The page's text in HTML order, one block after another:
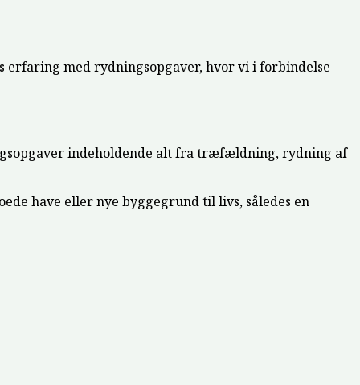
med rydningsopgaver, hvor vi i forbindelse
indeholdende alt fra træfældning, rydning af
have eller nye byggegrund til livs, således en